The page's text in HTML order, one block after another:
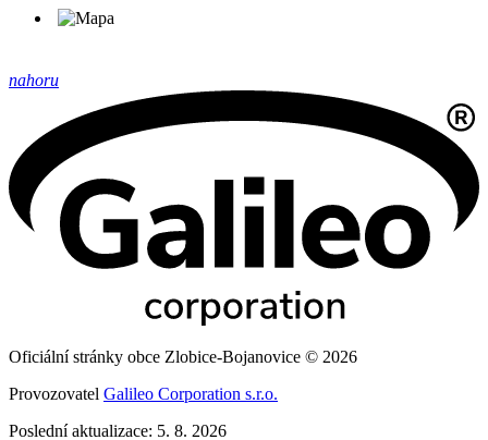
nahoru
Oficiální stránky obce Zlobice-Bojanovice © 2026
Provozovatel Galileo Corporation s.r.o.
Poslední aktualizace: 5. 8. 2026